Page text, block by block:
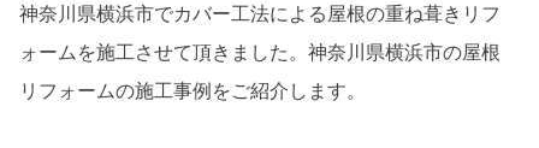
神奈川県横浜市でカバー工法による屋根の重ね葺きリフ
ォームを施工させて頂きました。神奈川県横浜市の屋根
リフォームの施工事例をご紹介します。